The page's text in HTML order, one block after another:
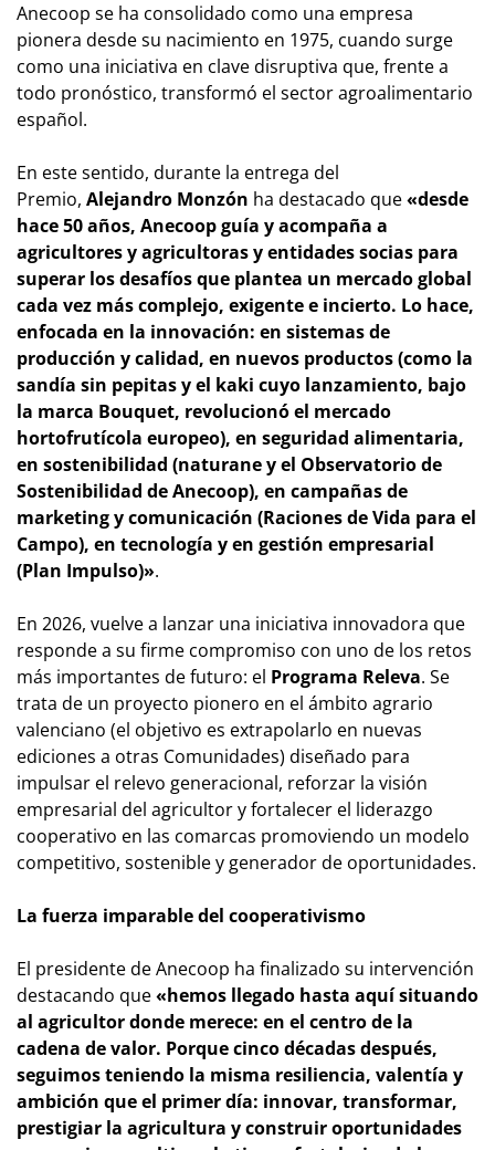
Anecoop se ha consolidado como una empresa
pionera desde su nacimiento en 1975, cuando surge
como una iniciativa en clave disruptiva que, frente a
todo pronóstico, transformó el sector agroalimentario
español.
En este sentido, durante la entrega del
Premio, Alejandro Monzón ha destacado que«desde
hace 50 años, Anecoop guía y acompaña a
agricultores y agricultoras y entidades socias para
superar los desafíos que plantea un mercado global
cada vez más complejo, exigente e incierto. Lo hace,
enfocada en la innovación: en sistemas de
producción y calidad, en nuevos productos (como la
sandía sin pepitas y el kaki cuyo lanzamiento, bajo
la marca Bouquet, revolucionó el mercado
hortofrutícola europeo), en seguridad alimentaria,
en sostenibilidad (naturane y el Observatorio de
Sostenibilidad de Anecoop), en campañas de
marketing y comunicación (Raciones de Vida para el
Campo), en tecnología y en gestión empresarial
(Plan Impulso)».
En 2026, vuelve a lanzar una iniciativa innovadora que
responde a su firme compromiso con uno de los retos
más importantes de futuro: el Programa Releva. Se
trata de un proyecto pionero en el ámbito agrario
valenciano (el objetivo es extrapolarlo en nuevas
ediciones a otras Comunidades) diseñado para
impulsar el relevo generacional, reforzar la visión
empresarial del agricultor y fortalecer el liderazgo
cooperativo en las comarcas promoviendo un modelo
competitivo, sostenible y generador de oportunidades.
La fuerza imparable del cooperativismo
El presidente de Anecoop ha finalizado su intervención
destacando que«hemos llegado hasta aquí situando
al agricultor donde merece: en el centro de la
cadena de valor. Porque cinco décadas después,
seguimos teniendo la misma resiliencia, valentía y
ambición que el primer día: innovar, transformar,
prestigiar la agricultura y construir oportunidades